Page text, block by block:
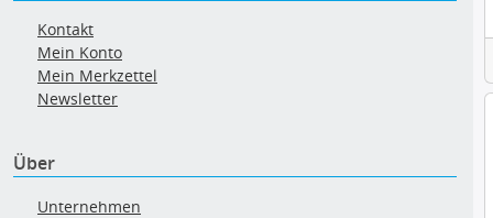
Kontakt
Mein Konto
Mein Merkzettel
Newsletter
Über
Unternehmen